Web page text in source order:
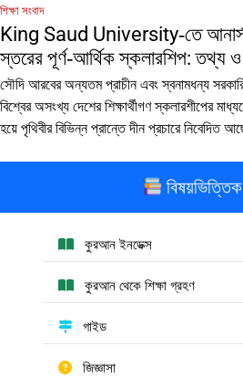
শিক্ষা সংবাদ
King Saud University‑তে
স্তরের পূর্ণ‑আর্থিক স্কলারশিপ: তথ্য ও
সৌদি আরবের অন্যতম প্রাচীন এবং স্বনামধন্য সরকারি
বিশ্বের অসংখ্য দেশের শিক্ষার্থীগণ স্কলারশীপের
হয়ে পৃথিবীর বিভিন্ন প্রান্তে দীন প্রচারে
কুরআন ইনডেক্স
কুরআন থেকে শিক্ষা গ্রহণ
গাইড
জিজ্ঞাসা